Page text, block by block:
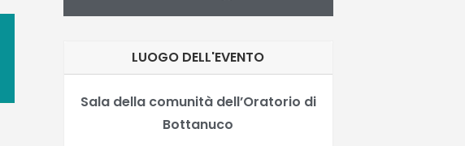
LUOGO DELL'EVENTO
Sala della comunità dell’Oratorio di
Bottanuco